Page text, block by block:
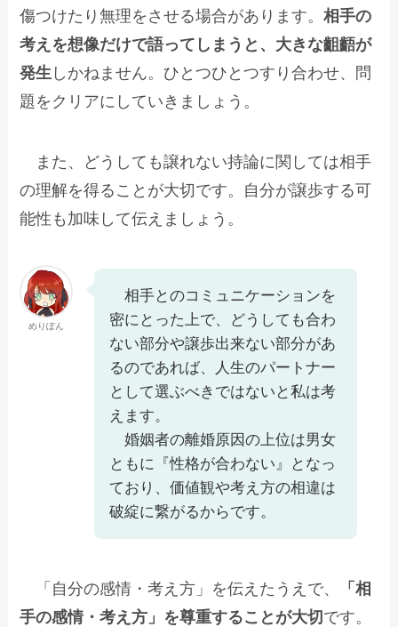
傷つけたり無理をさせる場合があります。相手の
考えを想像だけで語ってしまうと、大きな齟齬が
発生 しかねません。ひとつひとつすり合わせ、問
題をクリアにしていきましょう。
また、どうしても譲れない持論に関しては相手
の理解を得ることが大切です。自分が譲歩する可
能性も加味して伝えましょう。
めりぽん
相手とのコミュニケーションを
密にとった上で、どうしても合わ
ない部分や譲歩出来ない部分があ
るのであれば、人生のパートナー
として選ぶべきではないと私は考
えます。
婚姻者の離婚原因の上位は男女
ともに『性格が合わない』となっ
ており、価値観や考え方の相違は
破綻に繋がるからです。
「自分の感情・考え方」を伝えたうえで、
「相
手の感情・考え方」を尊重することが大切です。